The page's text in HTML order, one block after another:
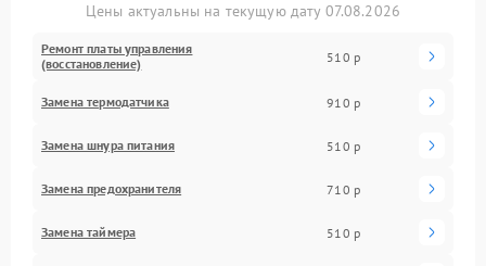
Цены актуальны на текущую дату 07.08.2026
Ремонт платы управления
(восстановление)
510 р
Замена термодатчика 910 р
Замена шнура питания 510 р
Замена предохранителя 710 р
Замена таймера 510 р